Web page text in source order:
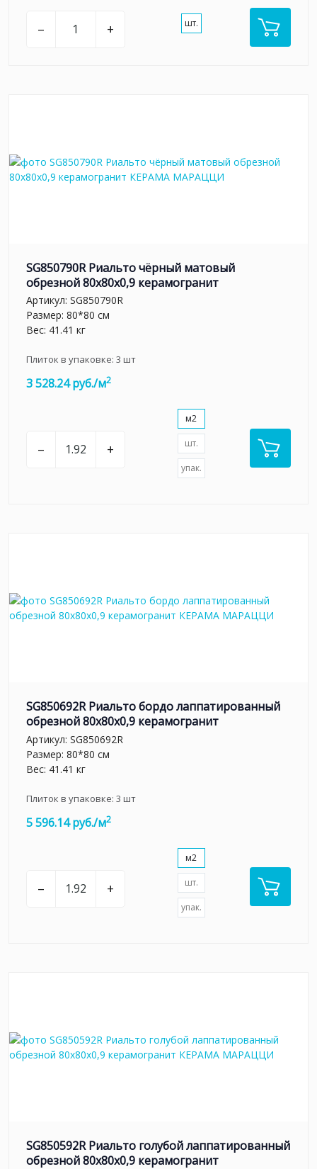
– + шт.
SG850790R Риальто чёрный матовый
обрезной 80x80x0,9 керамогранит
Артикул: SG850790R
Размер: 80*80 см
Вес: 41.41 кг
Плиток в упаковке: 3 шт
3 528.24 руб./м2
– +
м2
шт.
упак.
SG850692R Риальто бордо лаппатированный
обрезной 80x80x0,9 керамогранит
Артикул: SG850692R
Размер: 80*80 см
Вес: 41.41 кг
Плиток в упаковке: 3 шт
5 596.14 руб./м2
– +
м2
шт.
упак.
SG850592R Риальто голубой лаппатированный
обрезной 80x80x0,9 керамогранит